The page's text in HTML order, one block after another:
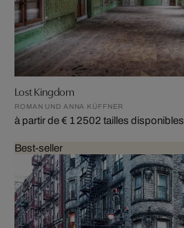
Lost Kingdom
ROMAN UND ANNA KÜFFNER
à partir de € 1 2502 tailles disponibles
Best-seller